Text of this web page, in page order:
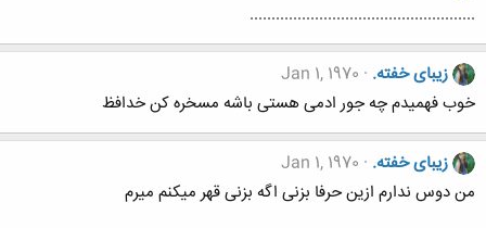
....................................................
زیبای خفته. Jan 1, 1970
خوب فهمیدم چه جور ادمی هستی باشه مسخره کن خدافظ
زیبای خفته. Jan 1, 1970
من دوس ندارم ازین حرفا بزنی اگه بزنی قهر میکنم میرم